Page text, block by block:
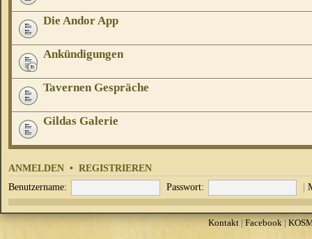
Die Andor App
Ankündigungen
Tavernen Gespräche
Gildas Galerie
ANMELDEN • REGISTRIEREN
Benutzername: Passwort: |
Kontakt| Facebook|